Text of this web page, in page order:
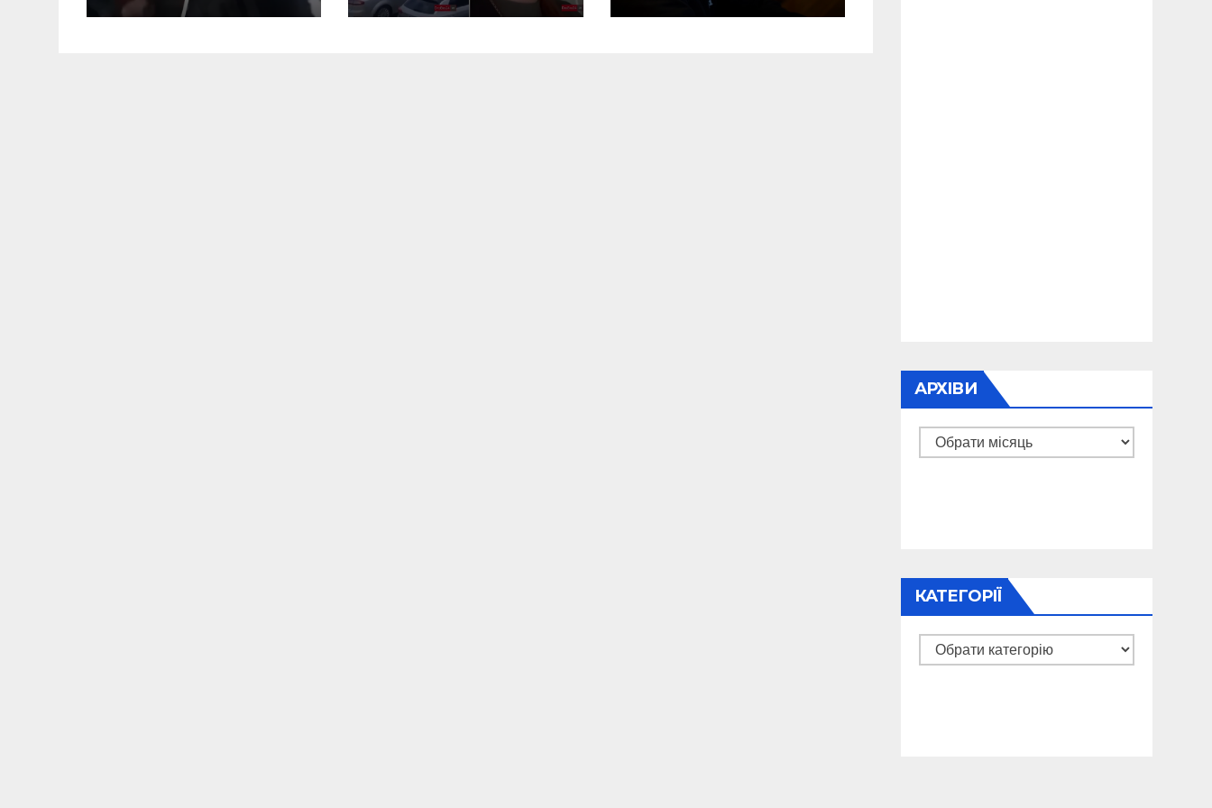
українця –
Польші: перші
його радником
АРХІВИ
Архіви
КАТЕГОРІЇ
Категорії